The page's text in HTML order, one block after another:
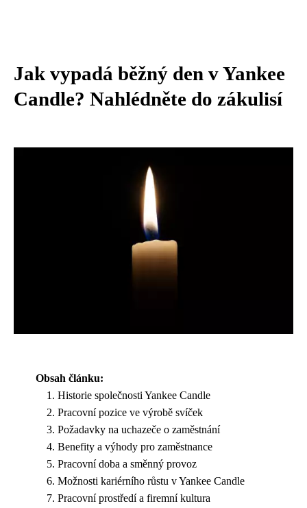
Jak vypadá běžný den v Yankee
Candle? Nahlédněte do zákulisí
Obsah článku:
Historie společnosti Yankee Candle
Pracovní pozice ve výrobě svíček
Požadavky na uchazeče o zaměstnání
Benefity a výhody pro zaměstnance
Pracovní doba a směnný provoz
Možnosti kariérního růstu v Yankee Candle
Pracovní prostředí a firemní kultura